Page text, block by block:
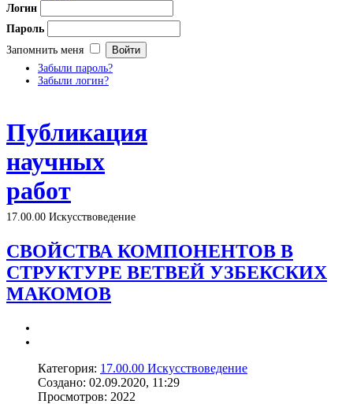
Логин
Пароль
Запомнить меня
Забыли пароль?
Забыли логин?
Публикация
научных
работ
17.00.00 Искусствоведение
СВОЙСТВА КОМПОНЕНТОВ В
СТРУКТУРЕ ВЕТВЕЙ УЗБЕКСКИХ
МАКОМОВ
Категория: 17.00.00 Искусствоведение
Создано: 02.09.2020, 11:29
Просмотров: 2022